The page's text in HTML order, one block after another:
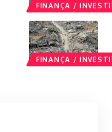
FINANÇA /
FINANÇA /